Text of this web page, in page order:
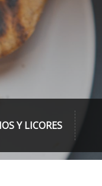
Y LICORES